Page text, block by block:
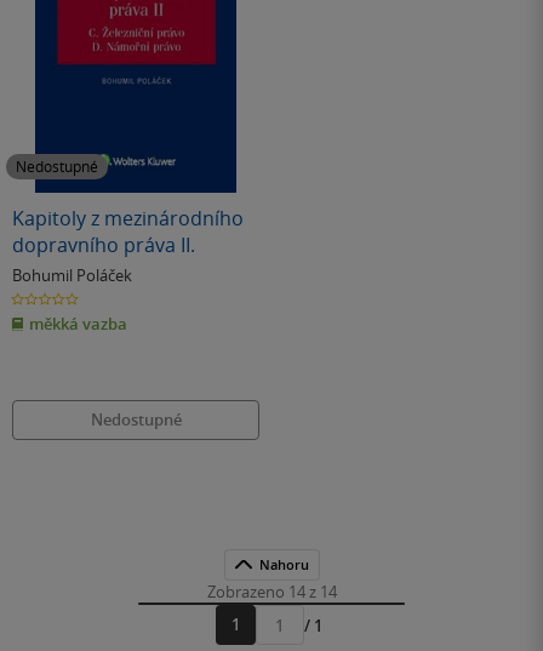
Nedostupné
Kapitoly z mezinárodního
dopravního práva II.
Bohumil Poláček
0.0
z
5
hvězdiček
měkká vazba
Nedostupné
Nahoru
Zobrazeno 14 z 14
1
Přejít
/ 1